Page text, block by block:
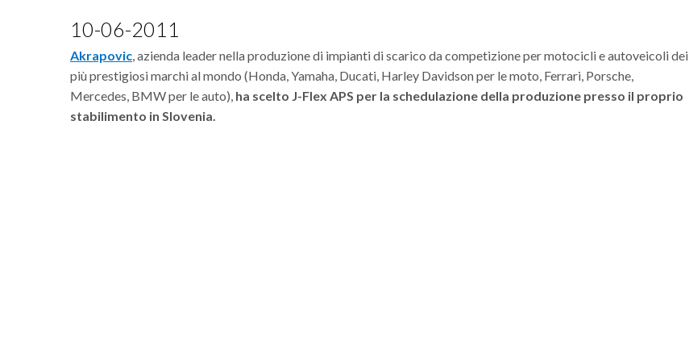
10-06-2011
Akrapovic, azienda leader nella produzione di impianti di scarico da competizione per motocicli e autoveicoli dei
più prestigiosi marchi al mondo (Honda, Yamaha, Ducati, Harley Davidson per le moto, Ferrari, Porsche,
Mercedes, BMW per le auto), ha scelto J-Flex APS per la schedulazione della produzione presso il proprio
stabilimento in Slovenia.